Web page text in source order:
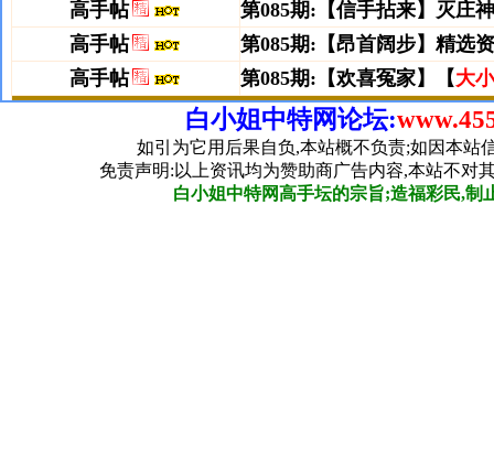
白小姐中特网论坛:
如引为它用后果自负,本站概不负责;如因本站
免责声明:以上资讯均为赞助商广告内容,本站不对
白小姐中特网高手坛的宗旨;造福彩民,制